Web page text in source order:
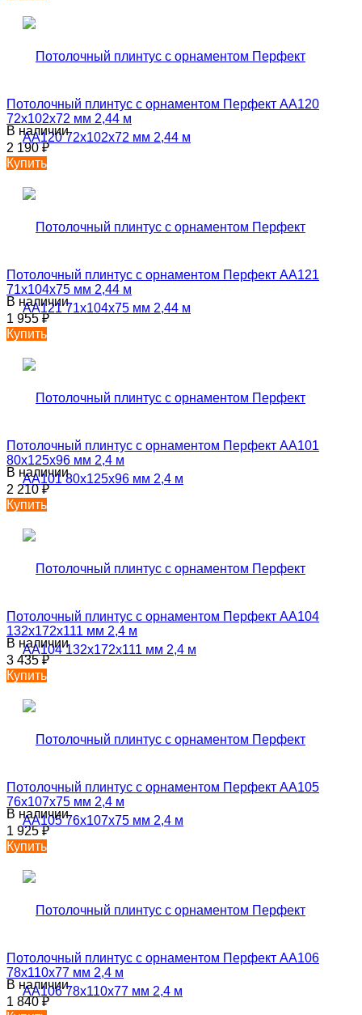
Потолочный плинтус с орнаментом Перфект AA120
72х102х72 мм 2,44 м
В наличии
2 190₽
Купить
Потолочный плинтус с орнаментом Перфект AA121
71х104х75 мм 2,44 м
В наличии
1 955₽
Купить
Потолочный плинтус с орнаментом Перфект AA101
80х125х96 мм 2,4 м
В наличии
2 210₽
Купить
Потолочный плинтус с орнаментом Перфект AA104
132х172х111 мм 2,4 м
В наличии
3 435₽
Купить
Потолочный плинтус с орнаментом Перфект AA105
76х107х75 мм 2,4 м
В наличии
1 925₽
Купить
Потолочный плинтус с орнаментом Перфект AA106
78х110х77 мм 2,4 м
В наличии
1 840₽